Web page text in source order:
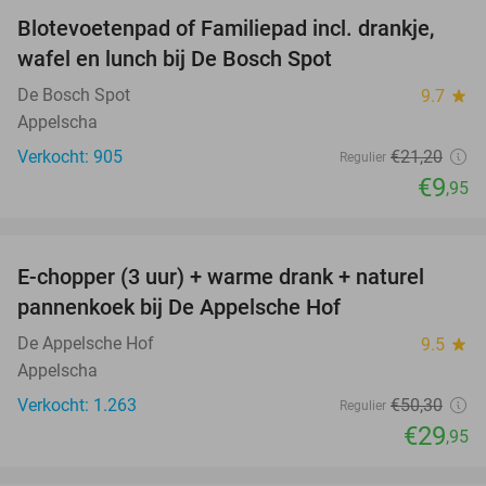
53%
Blotevoetenpad of Familiepad incl. drankje,
wafel en lunch bij De Bosch Spot
De Bosch Spot 9.7 star
Appelscha
Verkocht: 905
Regulier €21,20
€9,95
40%
E-chopper (3 uur) + warme drank + naturel
pannenkoek bij De Appelsche Hof
De Appelsche Hof 9.5 star
Appelscha
Verkocht: 1.263
Regulier €50,30
€29,95